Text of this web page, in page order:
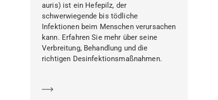
auris) ist ein Hefepilz, der
schwerwiegende bis tödliche
Infektionen beim Menschen verursachen
kann. Erfahren Sie mehr über seine
Verbreitung, Behandlung und die
richtigen Desinfektionsmaßnahmen.